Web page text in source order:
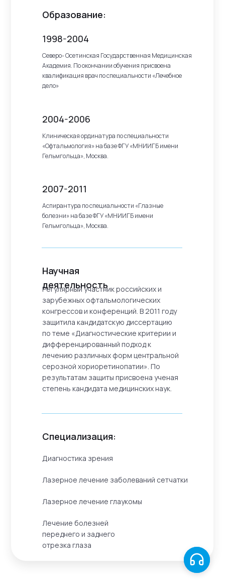
Научная
деятельность
Регулярный участник российских и
зарубежных офтальмологических
конгрессов и конференций. В 2011 году
защитила кандидатскую диссертацию
по теме «Диагностические критерии и
дифференцированный подход к
лечению различных форм центральной
серозной хориоретинопатии». По
результатам защиты присвоена ученая
степень кандидата медицинских наук.
Специализация:
Диагностика зрения
Лечение болезней
переднего и заднего
отрезка глаза
Лазерное лечение заболеваний сетчатки
Лазерное лечение глаукомы
Образование:
1998-2004
Северо- Осетинская Государственная Медицинская
Академия. По окончании обучения присвоена
квалификация врач по специальности «Лечебное
дело»
2004-2006
Клиническая ординатура по специальности
«Офтальмология» на базе ФГУ «МНИИГБ имени
Гельмгольца», Москва.
2007-2011
Аспирантура по специальности «Глазные
болезни» на базе ФГУ «МНИИГБ имени
Гельмгольца», Москва.